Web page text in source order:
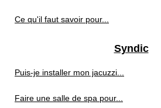
Ce qu'il faut savoir pour...
Syndic
Puis-je installer mon jacuzzi...
Faire une salle de spa pour...